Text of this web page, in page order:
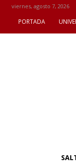
viernes, agosto 7, 2026
PORTADA